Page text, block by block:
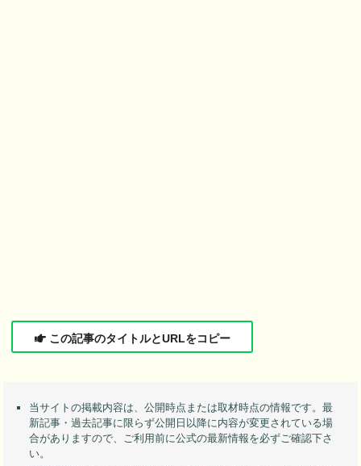
この記事のタイトルとURLをコピー
当サイトの掲載内容は、公開時点または取材時点の情報です。最
新記事・過去記事に限らず公開日以降に内容が変更されている場
合がありますので、ご利用前に公式の最新情報を必ずご確認下さ
い。